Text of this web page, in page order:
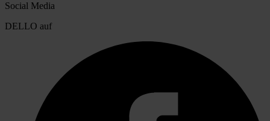
Social Media
DELLO auf